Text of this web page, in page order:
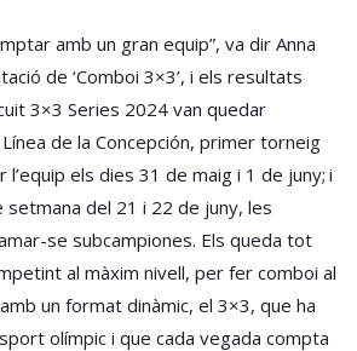
amb un gran equip”, va dir Anna
de ‘Comboi 3×3’, i els resultats
3×3 Series 2024 van quedar
de la Concepción, primer torneig
l’equip els dies 31 de maig i 1 de juny; i
setmana del 21 i 22 de juny, les
se subcampiones. Els queda tot
al màxim nivell, per fer comboi al
un format dinàmic, el 3×3, que ha
olímpic i que cada vegada compta